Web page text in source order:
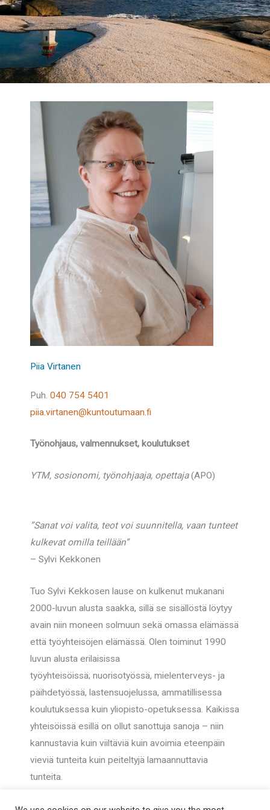
Piia Virtanen
Puh. 040 754 5401
piia.virtanen@kuntoutumaan.fi
Työnohjaus, valmennukset, koulutukset
YTM, sosionomi, työnohjaaja, opettaja(APO)
”Sanat voi valita, teot voi suunnitella, vaan tunteet
kulkevat omilla teillään”
– Sylvi Kekkonen
Tuo Sylvi Kekkosen lause on kulkenut mukanani
2000-luvun alusta saakka, sillä se sisällöstä löytyy
avain niin moneen solmuun sekä omassa elämässä
että työyhteisöjen elämässä. Olen toiminut 1990
luvun alusta erilaisissa
työyhteisöissä; nuorisotyössä, mielenterveys- ja
päihdetyössä, lastensuojelussa, ammatillisessa
koulutuksessa kuin yliopisto-opetuksessa. Kaikissa
yhteisöissä esillä on ollut sanottuja sanoja – niin
kannustavia kuin viiltäviä kuin avoimia eteenpäin
vieviä tunteita kuin peiteltyjä lamaannuttavia
tunteita.